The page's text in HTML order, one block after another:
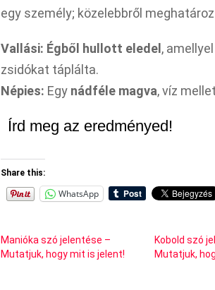
egy személy; közelebbről
Vallási: Égből hullott eledel,
zsidókat táplálta.
Népies: Egy nádféle magva, víz
Írd meg az eredményed!
Share this:
WhatsApp
Manióka szó jelentése –
Mutatjuk, hogy mit is jelent!
Kobold szó
Mutatjuk,